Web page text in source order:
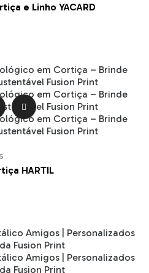
e Linho YACARD

HARTIL